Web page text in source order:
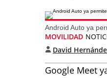
Android Auto ya
MOVILIDAD
David
Google Meet